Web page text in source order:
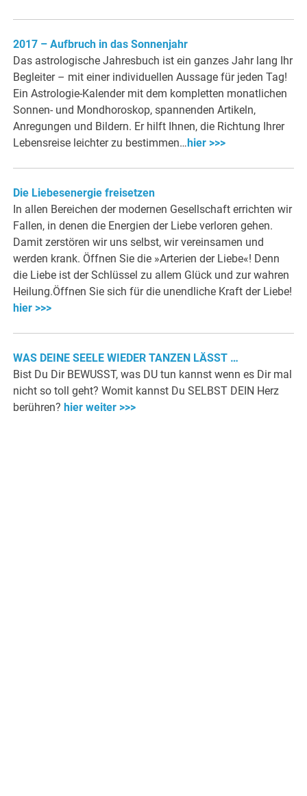
2017 – Aufbruch in das Sonnenjahr
Das astrologische Jahresbuch ist ein ganzes Jahr lang Ihr
Begleiter – mit einer individuellen Aussage für jeden Tag!
Ein Astrologie-Kalender mit dem kompletten monatlichen
Sonnen- und Mondhoroskop, spannenden Artikeln,
Anregungen und Bildern. Er hilft Ihnen, die Richtung Ihrer
Lebensreise leichter zu bestimmen… hier >>>
Die Liebesenergie freisetzen
In allen Bereichen der modernen Gesellschaft errichten wir
Fallen, in denen die Energien der Liebe verloren gehen.
Damit zerstören wir uns selbst, wir vereinsamen und
werden krank. Öffnen Sie die »Arterien der Liebe«! Denn
die Liebe ist der Schlüssel zu allem Glück und zur wahren
Heilung.Öffnen Sie sich für die unendliche Kraft der Liebe!
hier >>>
WAS DEINE SEELE WIEDER TANZEN LÄSST …
Bist Du Dir BEWUSST, was DU tun kannst wenn es Dir mal
nicht so toll geht? Womit kannst Du SELBST DEIN Herz
berühren? hier weiter >>>